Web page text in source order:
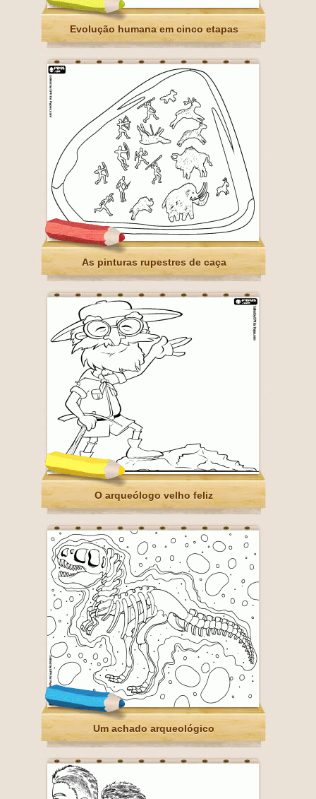
Evolução humana em cinco etapas
As pinturas rupestres de caça
O arqueólogo velho feliz
Um achado arqueológico